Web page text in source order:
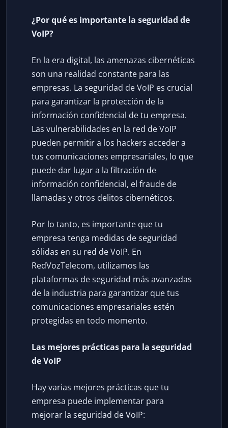
¿Por qué es importante la seguridad de
VoIP?
En la era digital, las amenazas cibernéticas
son una realidad constante para las
empresas. La seguridad de VoIP es crucial
para garantizar la protección de la
información confidencial de tu empresa.
Las vulnerabilidades en la red de VoIP
pueden permitir a los hackers acceder a
tus comunicaciones empresariales, lo que
puede dar lugar a la filtración de
información confidencial, el fraude de
llamadas y otros delitos cibernéticos.
Por lo tanto, es importante que tu
empresa tenga medidas de seguridad
sólidas en su red de VoIP. En
RedVozTelecom, utilizamos las
plataformas de seguridad más avanzadas
de la industria para garantizar que tus
comunicaciones empresariales estén
protegidas en todo momento.
Las mejores prácticas para la seguridad
de VoIP
Hay varias mejores prácticas que tu
empresa puede implementar para
mejorar la seguridad de VoIP: